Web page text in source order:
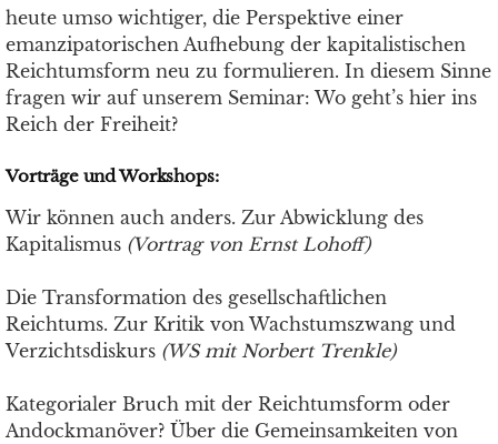
heute umso wichtiger, die Perspektive einer
emanzipatorischen Aufhebung der kapitalistischen
Reichtumsform neu zu formulieren. In diesem Sinne
fragen wir auf unserem Seminar: Wo geht’s hier ins
Reich der Freiheit?
Vorträge und Workshops:
Wir können auch anders. Zur Abwicklung des
Kapitalismus (Vortrag von Ernst Lohoff)
Die Transformation des gesellschaftlichen
Reichtums. Zur Kritik von Wachstumszwang und
Verzichtsdiskurs (WS mit Norbert Trenkle)
Kategorialer Bruch mit der Reichtumsform oder
Andockmanöver? Über die Gemeinsamkeiten von